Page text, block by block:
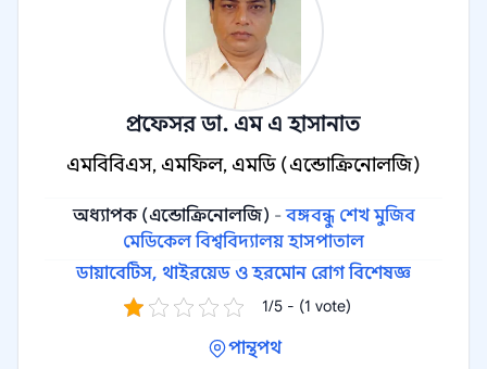
প্রফেসর ডা. এম এ হাসানাত
এমবিবিএস, এমফিল, এমডি (এন্ডোক্রিনোলজি)
অধ্যাপক (এন্ডোক্রিনোলজি) -বঙ্গবন্ধু শেখ মুজিব
মেডিকেল বিশ্ববিদ্যালয় হাসপাতাল
ডায়াবেটিস, থাইরয়েড ও হরমোন রোগ বিশেষজ্ঞ
1/5 - (1 vote)
পান্থপথ